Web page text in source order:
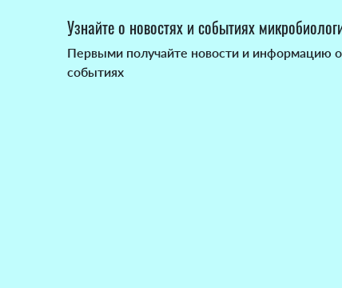
Узнайте о новостях и событиях
Первыми получайте новости и информацию о
событиях